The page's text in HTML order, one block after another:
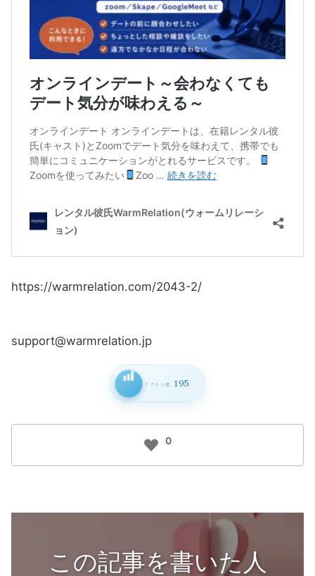
https://warmrelation.com/2043-2/
support@warmrelation.jp
アクセス数 195
0
この記事を書いた人